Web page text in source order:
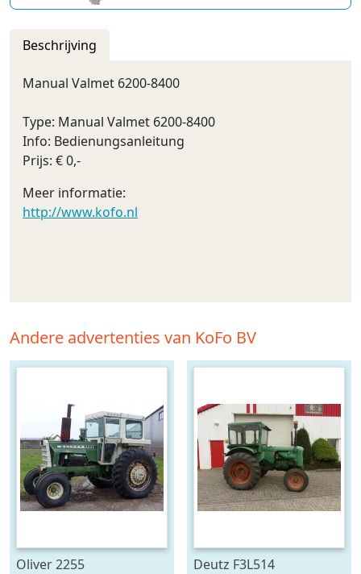
Beschrijving
Manual Valmet 6200-8400
Type: Manual Valmet 6200-8400
Info: Bedienungsanleitung
Prijs: € 0,-
Meer informatie:
http://www.kofo.nl
Andere advertenties van KoFo BV
Oliver 2255
Deutz F3L514